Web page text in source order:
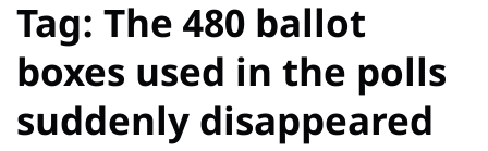
Tag: The 480 ballot
boxes used in the polls
suddenly disappeared